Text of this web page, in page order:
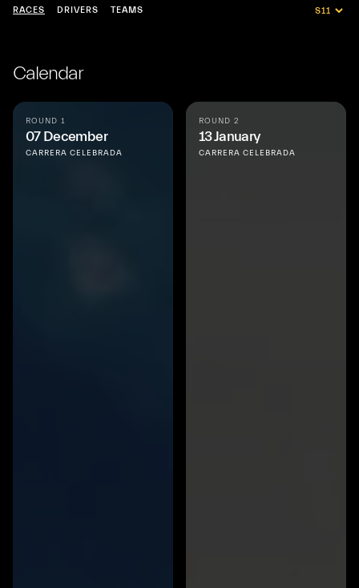
RACES DRIVERS TEAMS
Calendar
ROUND 1
07 December
CARRERA CELEBRADA
ROUND 2
13 January
CARRERA CELEBRADA